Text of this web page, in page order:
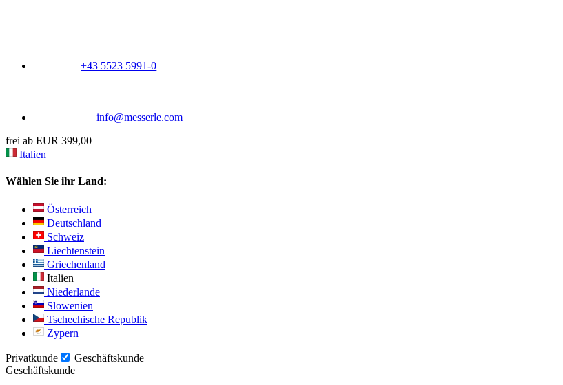
+43 5523 5991-0
info@messerle.com
frei ab EUR 399,00
Italien
Wählen Sie ihr Land:
Österreich
Deutschland
Schweiz
Liechtenstein
Griechenland
Italien
Niederlande
Slowenien
Tschechische Republik
Zypern
Privatkunde
Geschäftskunde
Geschäftskunde